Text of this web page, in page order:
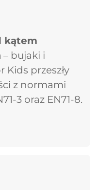
kątem
– bujaki i
Kids przeszły
z normami
3 oraz EN71-8.